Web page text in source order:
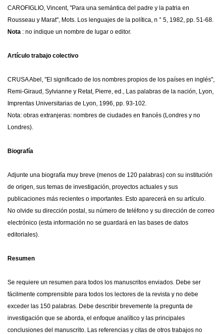
CAROFIGLIO, Vincent, "Para una semántica del padre y la patria en
Rousseau y Marat", Mots. Los lenguajes de la política, n ° 5, 1982, pp. 51-68.
Nota : no indique un nombre de lugar o editor.
Artículo trabajo colectivo
CRUSA Abel, "El significado de los nombres propios de los países en inglés",
Remi-Giraud, Sylvianne y Retat, Pierre, ed., Las palabras de la nación, Lyon,
Imprentas Universitarias de Lyon, 1996, pp. 93-102.
Nota: obras extranjeras: nombres de ciudades en francés (Londres y no
Londres).
Biografía
Adjunte una biografía muy breve (menos de 120 palabras) con su institución
de origen, sus temas de investigación, proyectos actuales y sus
publicaciones más recientes o importantes. Esto aparecerá en su artículo.
No olvide su dirección postal, su número de teléfono y su dirección de correo
electrónico (esta información no se guardará en las bases de datos
editoriales).
Resumen
Se requiere un resumen para todos los manuscritos enviados. Debe ser
fácilmente comprensible para todos los lectores de la revista y no debe
exceder las 150 palabras. Debe describir brevemente la pregunta de
investigación que se aborda, el enfoque analítico y las principales
conclusiones del manuscrito. Las referencias y citas de otros trabajos no